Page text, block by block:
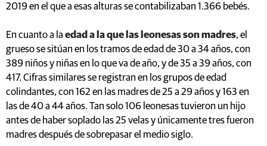
2019 en el que a esas alturas se contabilizaban 1.366 bebés.
En cuanto a la edad a la que las leonesas son madres, el
grueso se sitúan en los tramos de edad de 30 a 34 años, con
389 niños y niñas en lo que va de año, y de 35 a 39 años, con
417. Cifras similares se registran en los grupos de edad
colindantes, con 162 en las madres de 25 a 29 años y 163 en
las de 40 a 44 años. Tan solo 106 leonesas tuvieron un hijo
antes de haber soplado las 25 velas y únicamente tres fueron
madres después de sobrepasar el medio siglo.